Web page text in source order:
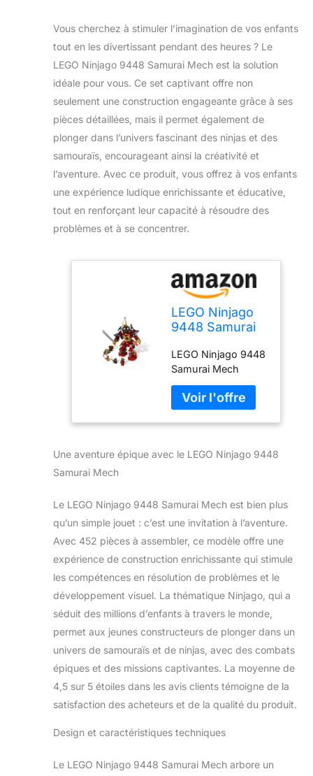
Vous cherchez à stimuler l’imagination de vos enfants
tout en les divertissant pendant des heures ? Le
LEGO Ninjago 9448 Samurai Mech est la solution
idéale pour vous. Ce set captivant offre non
seulement une construction engageante grâce à ses
pièces détaillées, mais il permet également de
plonger dans l’univers fascinant des ninjas et des
samouraïs, encourageant ainsi la créativité et
l’aventure. Avec ce produit, vous offrez à vos enfants
une expérience ludique enrichissante et éducative,
tout en renforçant leur capacité à résoudre des
problèmes et à se concentrer.
LEGO Ninjago
9448 Samurai
LEGO Ninjago 9448
Samurai Mech
Une aventure épique avec le LEGO Ninjago 9448
Samurai Mech
Le LEGO Ninjago 9448 Samurai Mech est bien plus
qu’un simple jouet : c’est une invitation à l’aventure.
Avec 452 pièces à assembler, ce modèle offre une
expérience de construction enrichissante qui stimule
les compétences en résolution de problèmes et le
développement visuel. La thématique Ninjago, qui a
séduit des millions d’enfants à travers le monde,
permet aux jeunes constructeurs de plonger dans un
univers de samouraïs et de ninjas, avec des combats
épiques et des missions captivantes. La moyenne de
4,5 sur 5 étoiles dans les avis clients témoigne de la
satisfaction des acheteurs et de la qualité du produit.
Design et caractéristiques techniques
Le LEGO Ninjago 9448 Samurai Mech arbore un